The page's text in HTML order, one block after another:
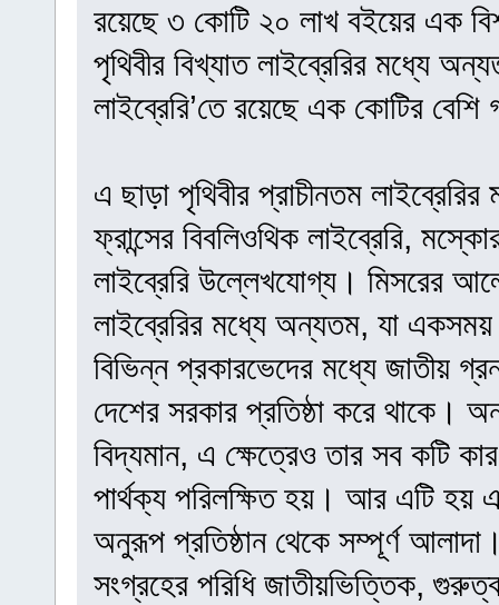
রয়েছে ৩ কোটি ২০ লাখ বইয়ের এক
পৃথিবীর বিখ্যাত লাইব্রেরির মধ্যে
লাইব্রেরি’তে রয়েছে এক কোটির
এ ছাড়া পৃথিবীর প্রাচীনতম
ফ্রান্সের বিবলিওথিক লাইব্রেরি,
লাইব্রেরি উল্লেখযোগ্য। মিসরের
লাইব্রেরির মধ্যে অন্যতম, যা একসময়
বিভিন্ন প্রকারভেদের মধ্যে জাতীয়
দেশের সরকার প্রতিষ্ঠা করে থাকে।
বিদ্যমান, এ ক্ষেত্রেও তার সব কটি
পার্থক্য পরিলক্ষিত হয়। আর এটি হয়
অনুরূপ প্রতিষ্ঠান থেকে সম্পূর্ণ
সংগ্রহের পরিধি জাতীয়ভিত্তিক,